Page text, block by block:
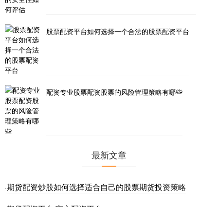
股票配资平台如何选择一个合法的股票配资平台
配资专业股票配资股票的风险管理策略有哪些
最新文章
·期货配资炒股如何选择适合自己的股票期货投资策略